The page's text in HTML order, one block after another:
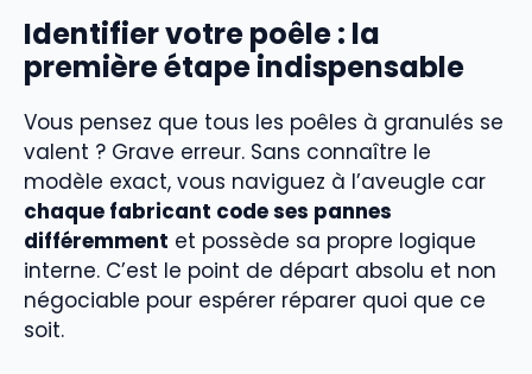
Identifier votre poêle : la
première étape indispensable
Vous pensez que tous les poêles à granulés se
valent ? Grave erreur. Sans connaître le
modèle exact, vous naviguez à l’aveugle car
chaque fabricant code ses pannes
différemment et possède sa propre logique
interne. C’est le point de départ absolu et non
négociable pour espérer réparer quoi que ce
soit.